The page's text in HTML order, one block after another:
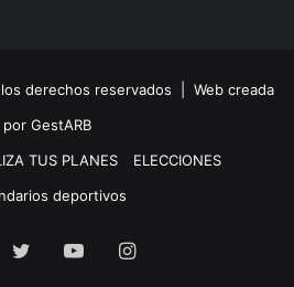
derechos reservados | Web creada
por GestARB
TUS PLANES
ELECCIONES
deportivos
Twitter YouTubeInstagram